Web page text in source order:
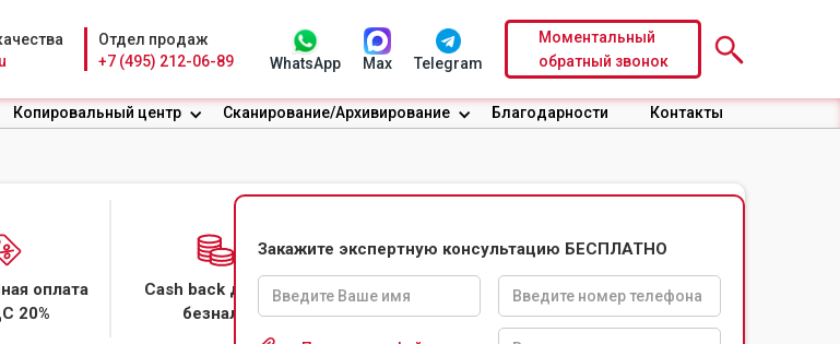
Отдел продаж
+7 (495) 212-06-89
WhatsApp Max Telegram
Моментальный
обратный звонок
Копировальный центр Сканирование/Архивирование Благодарности Контакты
оплата
20%
Cash back даже с
безнала
Безопасность
информации
Доверительные
условия по
договору
Закажите экспертную консультацию БЕСПЛАТНО